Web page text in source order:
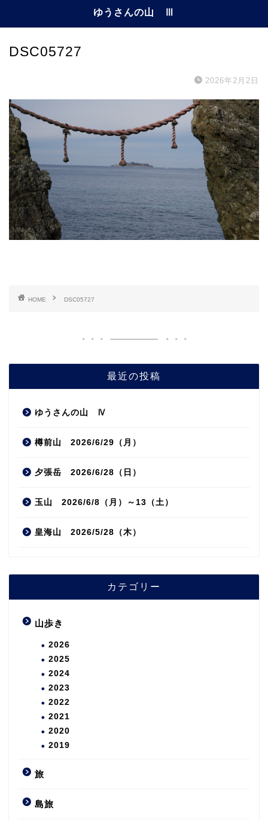
ゆうさんの山 Ⅲ
DSC05727
2026年2月2日
HOME DSC05727
最近の投稿
ゆうさんの山 Ⅳ
樽前山 2026/6/29（月）
夕張岳 2026/6/28（日）
玉山 2026/6/8（月）～13（土）
皇海山 2026/5/28（木）
カテゴリー
山歩き
2026
2025
2024
2023
2022
2021
2020
2019
旅
島旅